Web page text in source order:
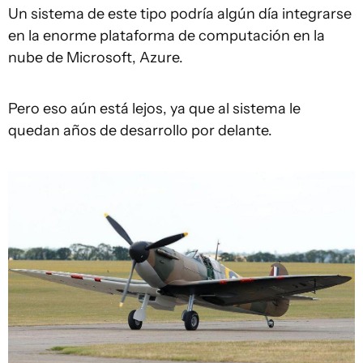
Un sistema de este tipo podría algún día integrarse
en la enorme plataforma de computación en la
nube de Microsoft, Azure.
Pero eso aún está lejos, ya que al sistema le
quedan años de desarrollo por delante.